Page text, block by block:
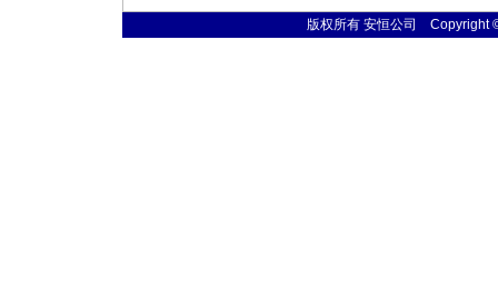
版权所有 安恒公司 Copyright